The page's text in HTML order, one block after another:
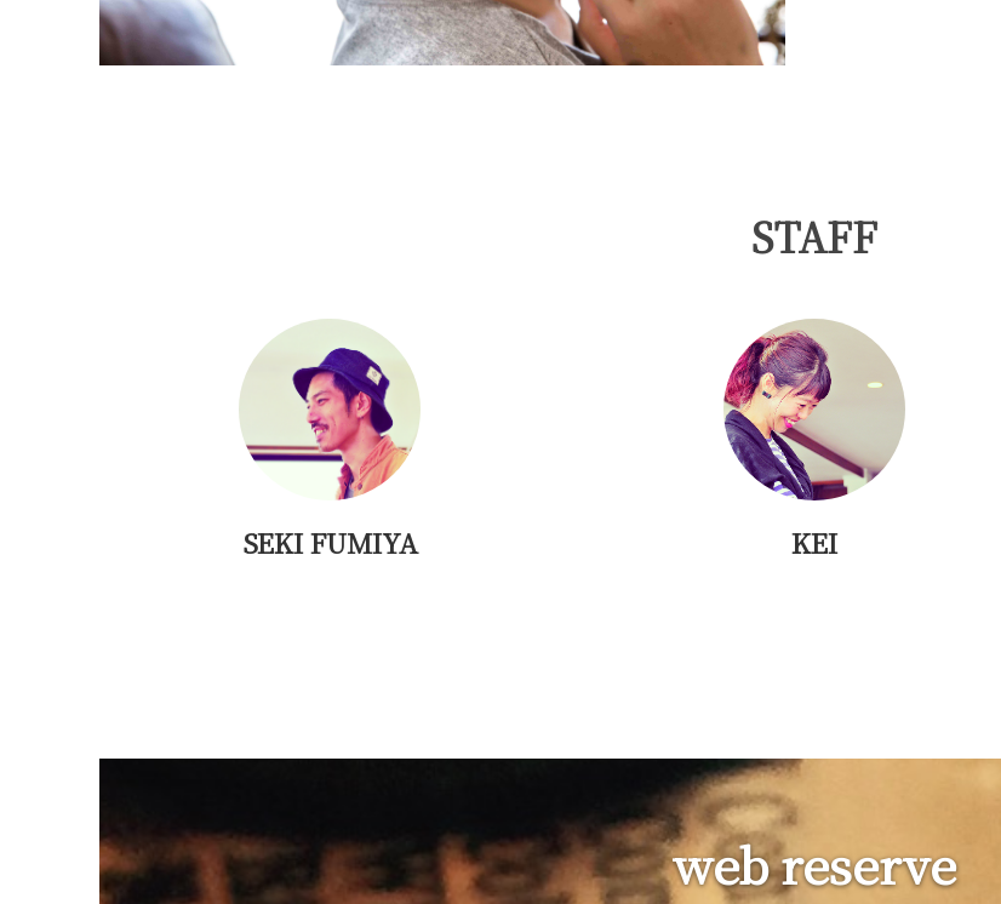
STAFF
SEKI FUMIYA KEI
web reserve